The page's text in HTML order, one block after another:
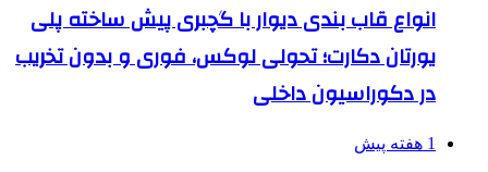
انواع قاب بندی دیوار با گچبری پیش ساخته پلی
یورتان دکارت؛ تحولی لوکس، فوری و بدون تخریب
در دکوراسیون داخلی
1 هفته پیش